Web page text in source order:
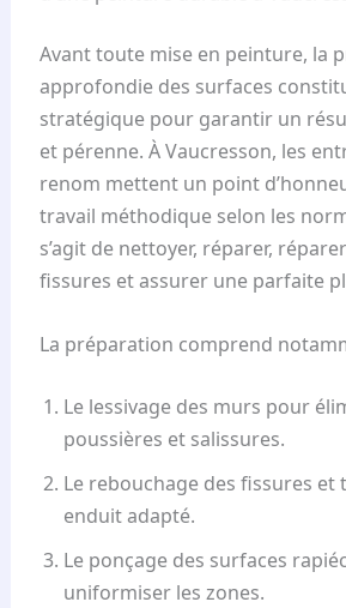
Avant toute mise en peinture, la
approfondie des surfaces
stratégique pour garantir un
et pérenne. À Vaucresson, les
renom mettent un point
travail méthodique selon les
s’agit de nettoyer, réparer,
fissures et assurer une parfaite
La préparation comprend
Le lessivage des murs pour
poussières et salissures.
Le rebouchage des fissures et
enduit adapté.
Le ponçage des surfaces
uniformiser les zones.